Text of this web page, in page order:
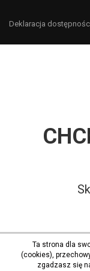
Deklaracja
Ta strona dla
(cookies),
zgadzasz się